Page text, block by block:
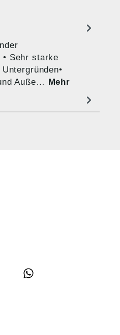
Sehr starke
Auße… Mehr